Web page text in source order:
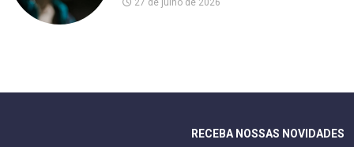
RECEBA NOSSAS NOVIDADES